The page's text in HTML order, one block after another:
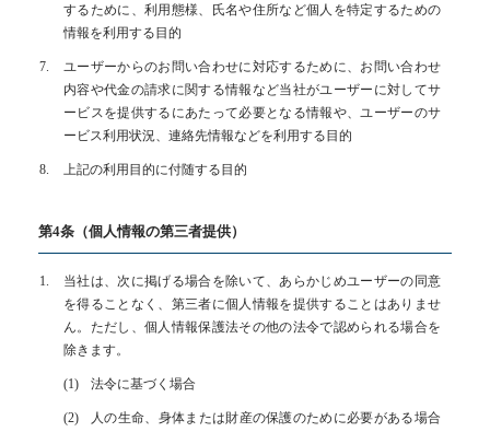
するために、利用態様、氏名や住所など個人を特定するための
情報を利用する目的
ユーザーからのお問い合わせに対応するために、お問い合わせ
内容や代金の請求に関する情報など当社がユーザーに対してサ
ービスを提供するにあたって必要となる情報や、ユーザーのサ
ービス利用状況、連絡先情報などを利用する目的
上記の利用目的に付随する目的
第4条（個人情報の第三者提供）
当社は、次に掲げる場合を除いて、あらかじめユーザーの同意
を得ることなく、第三者に個人情報を提供することはありませ
ん。ただし、個人情報保護法その他の法令で認められる場合を
除きます。
法令に基づく場合
人の生命、身体または財産の保護のために必要がある場合